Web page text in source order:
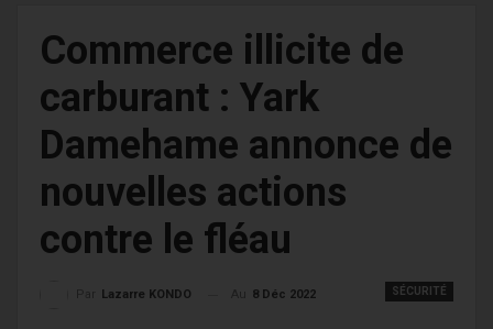
Commerce illicite de
carburant : Yark
Damehame annonce de
nouvelles actions
contre le fléau
SÉCURITÉ
Lazarre KONDO 8 Déc 2022